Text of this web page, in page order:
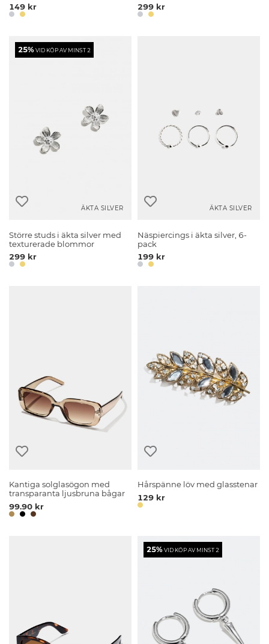
149 kr
299 kr
25%VID KÖP AV MINST 2
ÄKTA SILVER
Större studs i äkta silver med
texturerade blommor
299 kr
ÄKTA SILVER
Näspiercings i äkta silver, 6-
pack
199 kr
Kantiga solglasögon med
transparanta ljusbruna bågar
99.90 kr
Hårspänne löv med glasstenar
129 kr
25%VID KÖP AV MINST 2